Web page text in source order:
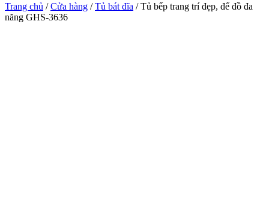
Trang chủ /Cửa hàng /Tủ bát đĩa / Tủ bếp trang trí đẹp, để đồ đa
năng GHS-3636